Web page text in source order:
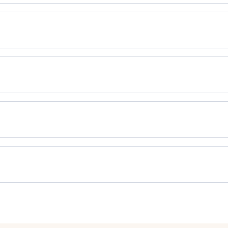
sterylizowany. Produkt pakowany w atmosferze ochronnej.
pszenna6,2%, skrobia kukurydziana, zagęszczone soki